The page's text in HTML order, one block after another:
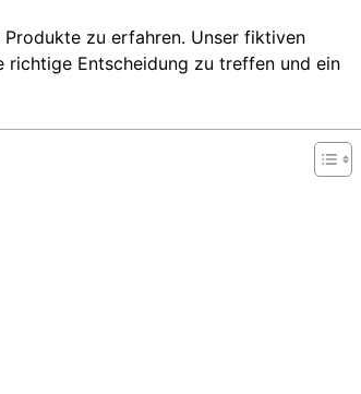
zu erfahren. Unser fiktiven
Entscheidung zu treffen und ein